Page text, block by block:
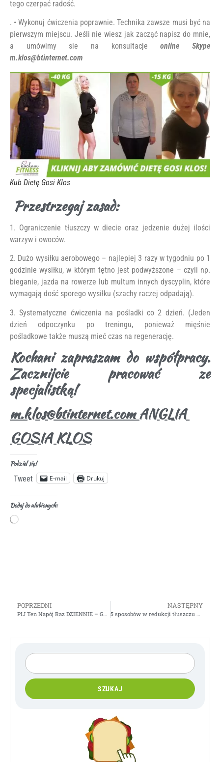
tego czerpać radość.
. • Wykonuj ćwiczenia poprawnie. Technika zawsze musi być na
pierwszym miejscu. Jeśli nie wiesz jak zacząć napisz do mnie,
a umówimy sie na konsultacjeonline Skype
m.klos@btinternet.com
Kub Dietę Gosi Klos
Przestrzegaj zasad:
1. Ograniczenie tłuszczy w diecie oraz jedzenie dużej ilości
warzyw i owoców.
2. Dużo wysiłku aerobowego – najlepiej 3 razy w tygodniu po 1
godzinie wysiłku, w którym tętno jest podwyższone – czyli np.
bieganie, jazda na rowerze lub multum innych dyscyplin, które
wymagają dość sporego wysiłku (szachy raczej odpadają).
3. Systematyczne ćwiczenia na pośladki co 2 dzień. (Jeden
dzień odpoczynku po treningu, ponieważ mięśnie
pośladkowe także muszą mieć czas na regenerację.
Kochani zapraszam do współpracy.
Zacznijcie pracować ze
specjalistką!
m.klos@btinternet.com ANGLIA
GOSIA KLOS
Podziel się!
Tweet E-mail Drukuj
Dodaj do ulubionych:
SZUKAJ
POPRZEDNI
PIJ Ten Napój Raz DZIENNIE – GOSIA KLOS
NASTĘPNY
5 sposobów w redukcji tłuszczu na brzuchu